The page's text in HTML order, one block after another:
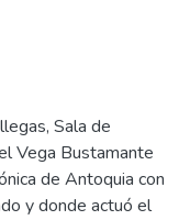
Sala de
Vega Bustamante
de Antoquia con
y donde actuó el